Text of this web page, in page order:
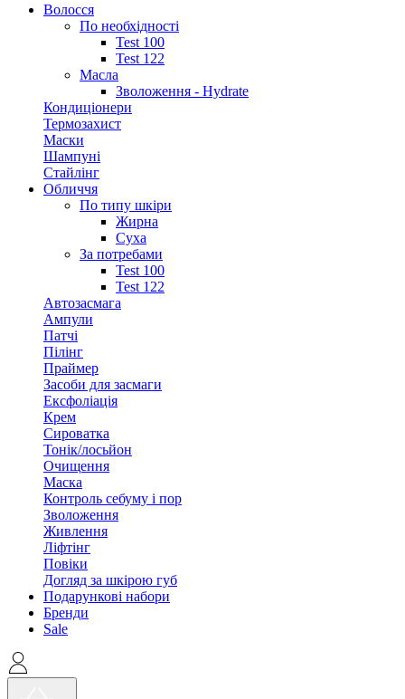
Волосся
По необхідності
Test 100
Test 122
Масла
Зволоження - Hydrate
Кондиціонери
Термозахист
Маски
Шампуні
Стайлінг
Обличчя
По типу шкіри
Жирна
Суха
За потребами
Test 100
Test 122
Автозасмага
Ампули
Патчі
Пілінг
Праймер
Засоби для засмаги
Ексфоліація
Крем
Сироватка
Тонік/лосьйон
Очищення
Маска
Контроль себуму і пор
Зволоження
Живлення
Ліфтінг
Повіки
Догляд за шкірою губ
Подарункові набори
Бренди
Sale